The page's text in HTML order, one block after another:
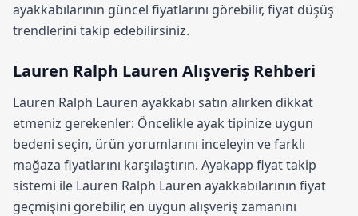
ayakkabılarının güncel fiyatlarını görebilir, fiyat düşüş
trendlerini takip edebilirsiniz.
Lauren Ralph Lauren Alışveriş Rehberi
Lauren Ralph Lauren ayakkabı satın alırken dikkat
etmeniz gerekenler: Öncelikle ayak tipinize uygun
bedeni seçin, ürün yorumlarını inceleyin ve farklı
mağaza fiyatlarını karşılaştırın. Ayakapp fiyat takip
sistemi ile Lauren Ralph Lauren ayakkabılarının fiyat
geçmişini görebilir, en uygun alışveriş zamanını